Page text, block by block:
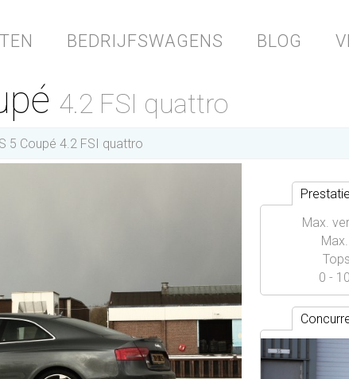
BEDRIJFSWAGENS BLOG
4.2 FSI quattro
5 Coupé 4.2 FSI quattro
Max.
0 -